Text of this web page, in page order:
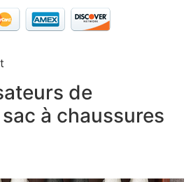
de
à chaussures